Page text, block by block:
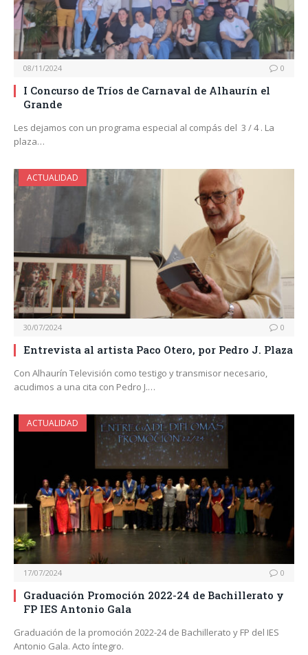
08/11/2024 0
I Concurso de Tríos de Carnaval de Alhaurín el
Grande
Les dejamos con un programa especial al compás del 3 / 4 . La
plaza…
ACTUALIDAD
30/07/2024 0
Entrevista al artista Paco Otero, por Pedro J. Plaza
Con Alhaurín Televisión como testigo y transmisor necesario,
acudimos a una cita con Pedro J.…
ACTUALIDAD
17/07/2024 0
Graduación Promoción 2022-24 de Bachillerato y
FP IES Antonio Gala
Graduación de la promoción 2022-24 de Bachillerato y FP del IES
Antonio Gala. Acto íntegro.